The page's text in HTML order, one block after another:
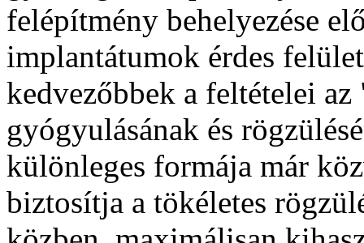
felépítmény behelyezése
implantátumok érdes
kedvezőbbek a feltételei
gyógyulásának és
különleges formája már
biztosítja a tökéletes